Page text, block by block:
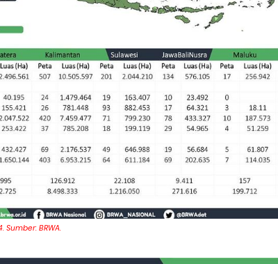
Sumber: BRWA.